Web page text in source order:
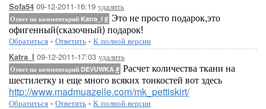
Sofa54 09-12-2011-16:19 удалить
Ответ на комментарий Katra_I # Это не просто подарок,это
офигенный(сказочный) подарок!
Обратиться - Ответить - К полной версии
Katra_I 09-12-2011-17:03 удалить
Ответ на комментарий DEVUWKA # Расчет количества ткани на
шестилетку и еще много всяких тонкостей вот здесь
http://www.madmuazelle.com/mk_pettiskirt/
Обратиться - Ответить - К полной версии